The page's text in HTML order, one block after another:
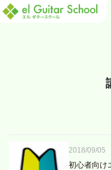
2018/09/05
初心者向け